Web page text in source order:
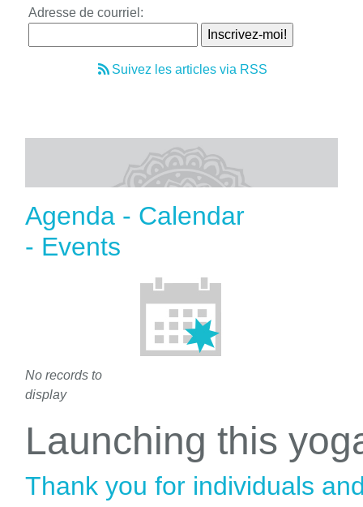
Adresse de courriel:
Suivez les articles via RSS
Agenda - Calendar
- Events
No records to
display
Launching this
Thank you for individuals